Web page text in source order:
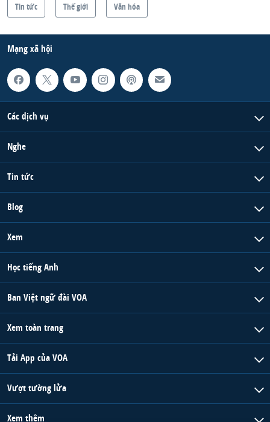
Tin tức Thế giới Văn hóa
Mạng xã hội
Các dịch vụ
Nghe
Tin tức
Blog
Xem
Học tiếng Anh
Ban Việt ngữ đài VOA
Xem toàn trang
Tải App của VOA
Vượt tường lửa
Xem thêm